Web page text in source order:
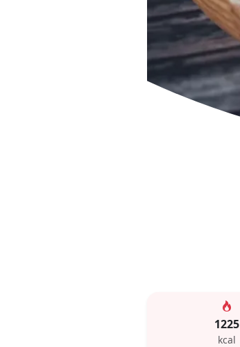
1225
kcal